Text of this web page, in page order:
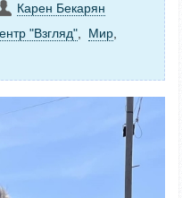
Карен Бекарян
"Взгляд" Mир